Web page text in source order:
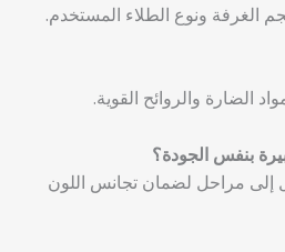
الغرفة ونوع الطلاء المستخدم.
الضارة والروائح القوية.
إلى مراحل لضمان تجانس اللون